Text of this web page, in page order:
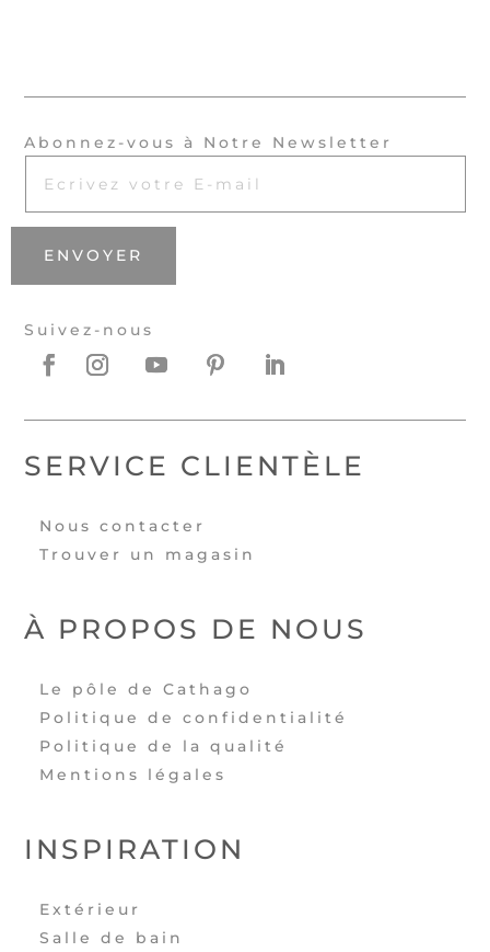
Abonnez-vous à Notre Newsletter
ENVOYER
Suivez-nous
SERVICE CLIENTÈLE
Nous contacter
Trouver un magasin
À PROPOS DE NOUS
Le pôle de Cathago
Politique de confidentialité
Politique de la qualité
Mentions légales
INSPIRATION
Extérieur
Salle de bain